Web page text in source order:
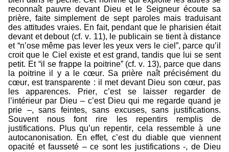
reconnaît pauvre devant Dieu et le Seigneur écoute sa
prière, faite simplement de sept paroles mais traduisant
des attitudes vraies. En fait, pendant que le pharisien était
devant et debout (cf. v. 11), le publicain se tient à distance
et “n’ose même pas lever les yeux vers le ciel”, parce qu’il
croit que le Ciel existe et est grand, tandis que lui se sent
petit. Et “il se frappe la poitrine” (cf. v. 13), parce que dans
la poitrine il y a le cœur. Sa prière naît précisément du
cœur, est transparente : il met devant Dieu son cœur, pas
les apparences. Prier, c’est se laisser regarder de
l’intérieur par Dieu – c’est Dieu qui me regarde quand je
prie –, sans feintes, sans excuses, sans justifications.
Souvent nous font rire les repentirs remplis de
justifications. Plus qu’un repentir, cela ressemble à une
autocanonisation. En effet, c’est du diable que viennent
opacité et fausseté – ce sont les justifications -, de Dieu